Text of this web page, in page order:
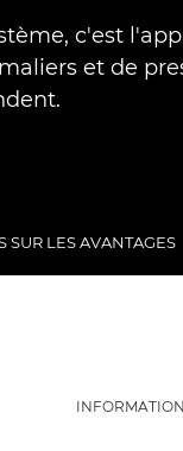
c'est
et de
SUR LES AVANTAGES